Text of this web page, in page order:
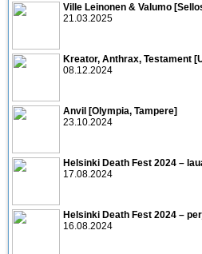
Ville Leinonen & Valumo
21.03.2025
Kreator, Anthrax, Testament
08.12.2024
Anvil [Olympia, Tampere]
23.10.2024
Helsinki Death Fest 2024 –
17.08.2024
Helsinki Death Fest 2024 –
16.08.2024